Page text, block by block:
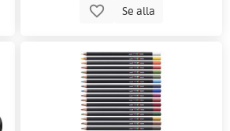
Se alla